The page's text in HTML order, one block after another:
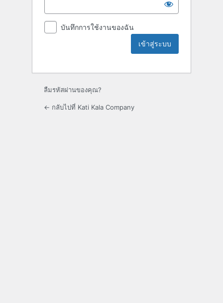
บันทึกการใช้งานของฉัน
ลืมรหัสผ่านของคุณ?
← กลับไปที่ Kati Kala Company